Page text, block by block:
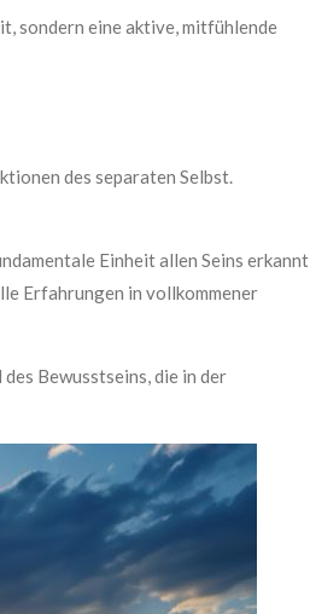
sondern eine aktive, mitfühlende
des separaten Selbst.
Einheit allen Seins erkannt
Erfahrungen in vollkommener
Bewusstseins, die in der